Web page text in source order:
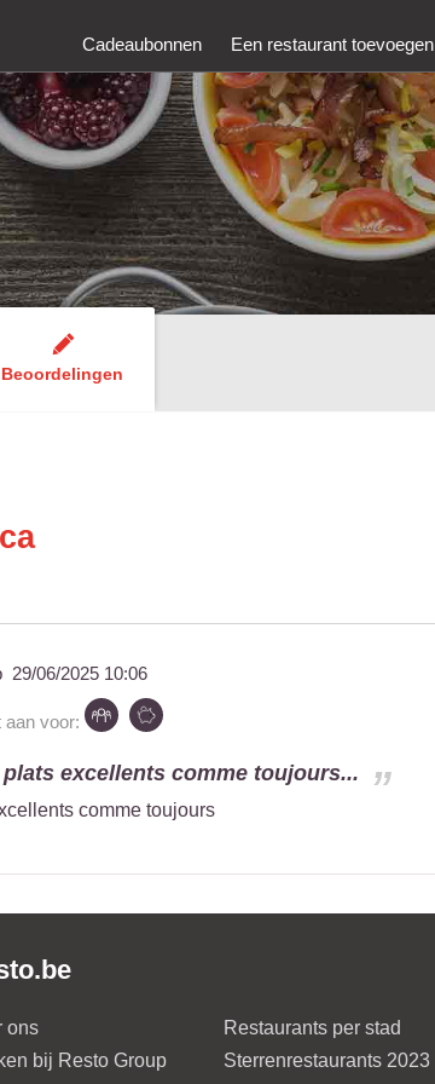
Cadeaubonnen Een restaurant toevoegen
Beoordelingen
29/06/2025 10:06
aan voor:
excellents comme toujours...
comme toujours
ons
bij Resto Group
Restaurants per stad
Sterrenrestaurants 2023